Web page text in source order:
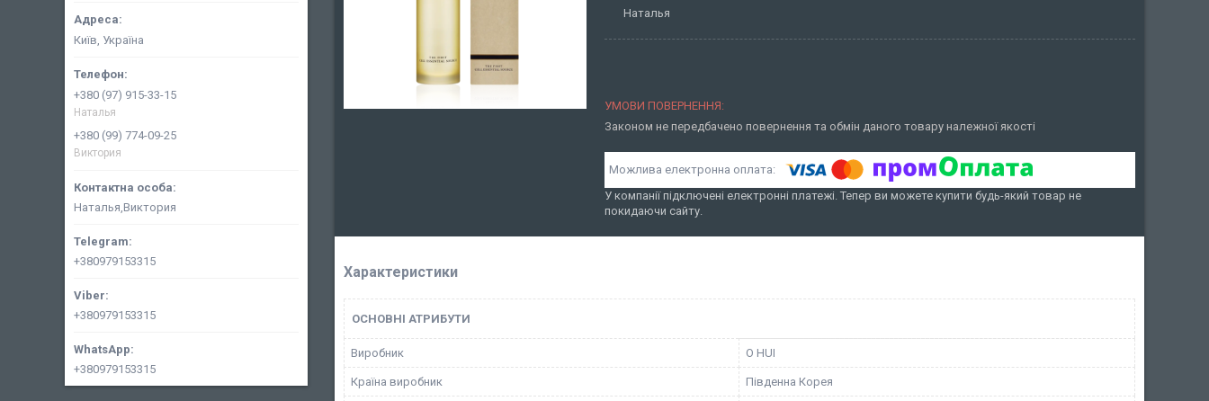
Наталья
Законом не передбачено повернення та обмін даного товару належної якості
У компанії підключені електронні платежі. Тепер ви можете купити будь-який товар не
покидаючи сайту.
Характеристики
ОСНОВНІ АТРИБУТИ
Виробник O HUI
Країна виробник Південна Корея
Київ, Україна
+380 (97) 915-33-15
Наталья
+380 (99) 774-09-25
Виктория
Наталья,Виктория
+380979153315
+380979153315
+380979153315